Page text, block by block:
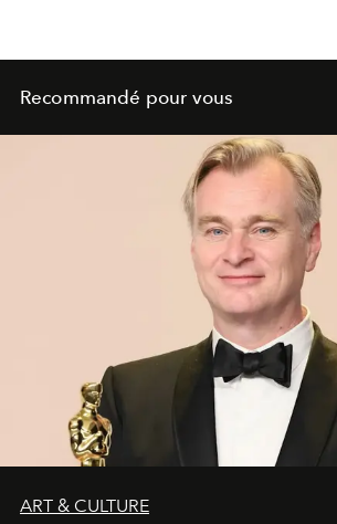
Recommandé pour vous
ART & CULTURE